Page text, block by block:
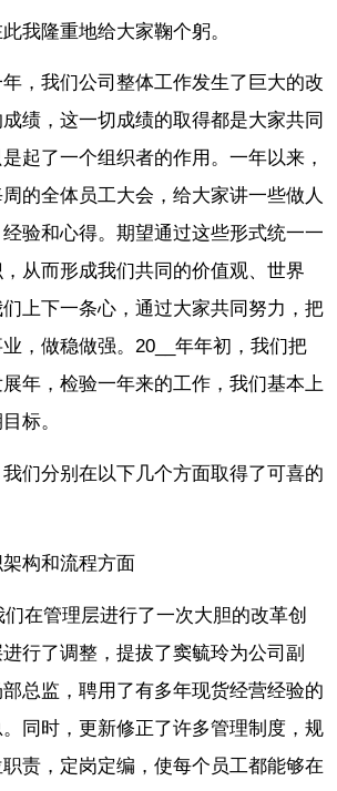
我隆重地给大家鞠个躬。
，我们公司整体工作发生了巨大的改
绩，这一切成绩的取得都是大家共同
起了一个组织者的作用。一年以来，
的全体员工大会，给大家讲一些做人
验和心得。期望通过这些形式统一一
从而形成我们共同的价值观、世界
上下一条心，通过大家共同努力，把
，做稳做强。20__年年初，我们把
年，检验一年来的工作，我们基本上
标。
们分别在以下几个方面取得了可喜的
构和流程方面
在管理层进行了一次大胆的改革创
行了调整，提拔了窦毓玲为公司副
总监，聘用了有多年现货经营经验的
同时，更新修正了许多管理制度，规
责，定岗定编，使每个员工都能够在